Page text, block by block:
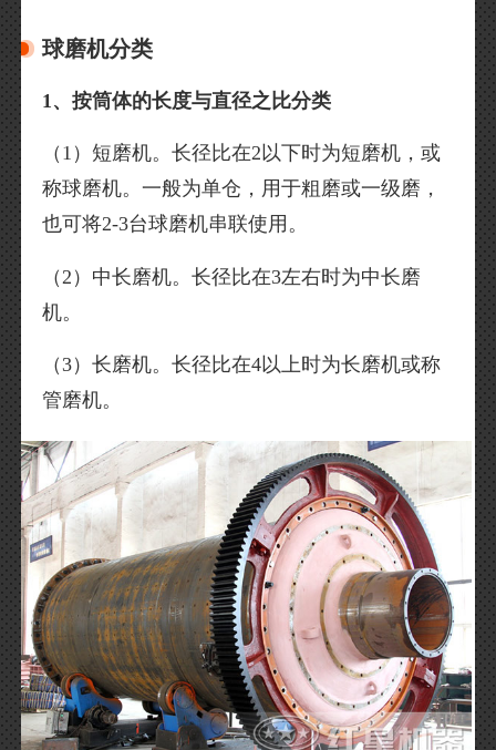
球磨机分类
1、按筒体的长度与直径之比分类
（1）短磨机。长径比在2以下时为短磨机，或
称球磨机。一般为单仓，用于粗磨或一级磨，
也可将2-3台球磨机串联使用。
（2）中长磨机。长径比在3左右时为中长磨
机。
（3）长磨机。长径比在4以上时为长磨机或称
管磨机。